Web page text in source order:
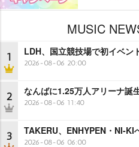
MUSIC
1 LDH、国立競技場で初イベン
2026-08-06 20:00
2 なんばに1.25万人アリーナ誕
2026-08-06 11:40
3 TAKERU、ENHYPEN・NI-KI
2026-08-06 06:00